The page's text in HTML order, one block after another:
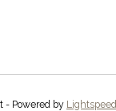
- Powered by Lightspeed